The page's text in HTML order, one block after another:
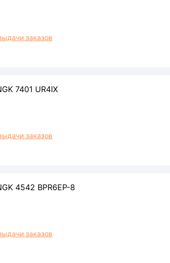
заказов
7401 UR4IX
заказов
4542 BPR6EP-8
заказов